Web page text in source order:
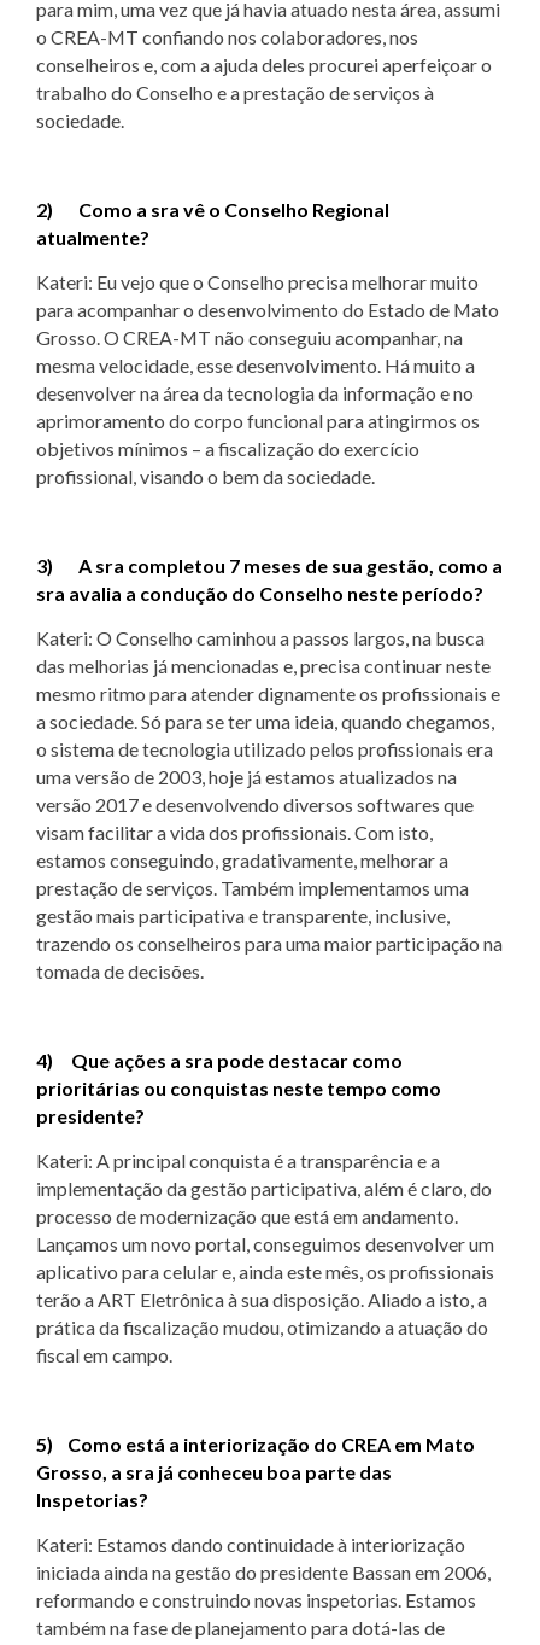
para mim, uma vez que já havia atuado nesta área, assumi
o CREA-MT confiando nos colaboradores, nos
conselheiros e, com a ajuda deles procurei aperfeiçoar o
trabalho do Conselho e a prestação de serviços à
sociedade.
2) Como a sra vê o Conselho Regional
atualmente?
Kateri: Eu vejo que o Conselho precisa melhorar muito
para acompanhar o desenvolvimento do Estado de Mato
Grosso. O CREA-MT não conseguiu acompanhar, na
mesma velocidade, esse desenvolvimento. Há muito a
desenvolver na área da tecnologia da informação e no
aprimoramento do corpo funcional para atingirmos os
objetivos mínimos – a fiscalização do exercício
profissional, visando o bem da sociedade.
3) A sra completou 7 meses de sua gestão, como a
sra avalia a condução do Conselho neste período?
Kateri: O Conselho caminhou a passos largos, na busca
das melhorias já mencionadas e, precisa continuar neste
mesmo ritmo para atender dignamente os profissionais e
a sociedade. Só para se ter uma ideia, quando chegamos,
o sistema de tecnologia utilizado pelos profissionais era
uma versão de 2003, hoje já estamos atualizados na
versão 2017 e desenvolvendo diversos softwares que
visam facilitar a vida dos profissionais. Com isto,
estamos conseguindo, gradativamente, melhorar a
prestação de serviços. Também implementamos uma
gestão mais participativa e transparente, inclusive,
trazendo os conselheiros para uma maior participação na
tomada de decisões.
4) Que ações a sra pode destacar como
prioritárias ou conquistas neste tempo como
presidente?
Kateri: A principal conquista é a transparência e a
implementação da gestão participativa, além é claro, do
processo de modernização que está em andamento.
Lançamos um novo portal, conseguimos desenvolver um
aplicativo para celular e, ainda este mês, os profissionais
terão a ART Eletrônica à sua disposição. Aliado a isto, a
prática da fiscalização mudou, otimizando a atuação do
fiscal em campo.
5) Como está a interiorização do CREA em Mato
Grosso, a sra já conheceu boa parte das
Inspetorias?
Kateri: Estamos dando continuidade à interiorização
iniciada ainda na gestão do presidente Bassan em 2006,
reformando e construindo novas inspetorias. Estamos
também na fase de planejamento para dotá-las de